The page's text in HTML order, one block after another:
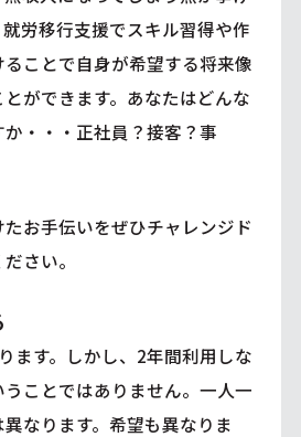
労移行支援でスキル習得や作
ことで自身が希望する将来像
ができます。あなたはどんな
・・・正社員？接客？事
お手伝いをぜひチャレンジド
さい。
ます。しかし、2年間利用しな
ことではありません。一人一
なります。希望も異なりま